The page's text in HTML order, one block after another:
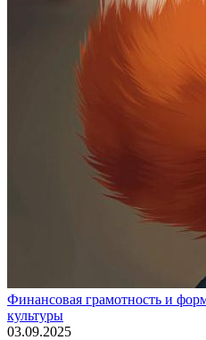
Финансовая грамотность и
культуры
03.09.2025